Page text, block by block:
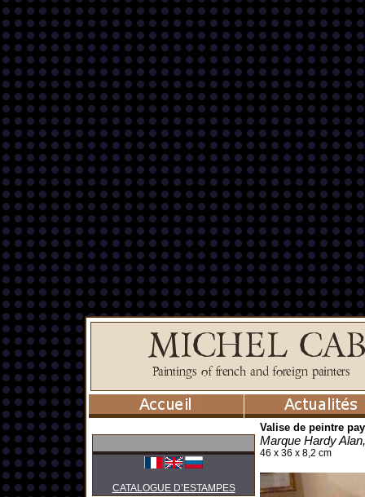
CATALOGUE D’ESTAMPES
Valise de peintre
Marque Hardy
46 x 36 x 8,2 cm